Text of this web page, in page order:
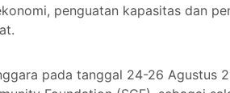
penguatan kapasitas dan
pada tanggal 24-26 Agustus